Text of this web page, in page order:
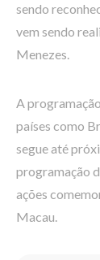
sendo
vem sendo
Menezes.
A
países como
segue até
programação
ações
Macau.